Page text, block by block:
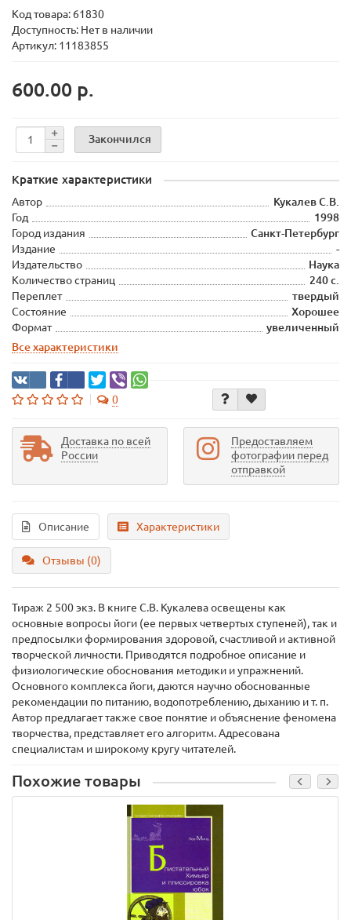
Код товара: 61830
Доступность: Нет в наличии
Артикул: 11183855
600.00 р.
Закончился
Краткие характеристики
Автор
Кукалев С.В.
Год
1998
Город издания
Санкт-Петербург
Издание
-
Издательство
Наука
Количество страниц
240 с.
Переплет
твердый
Состояние
Хорошее
Формат
увеличенный
Все характеристики
0
Доставка по всей
России
Предоставляем
фотографии перед
отправкой
Описание Характеристики
Отзывы (0)
Тираж 2 500 экз. В книге С.В. Кукалева освещены как
основные вопросы йоги (ее первых четвертых ступеней), так и
предпосылки формирования здоровой, счастливой и активной
творческой личности. Приводятся подробное описание и
физиологические обоснования методики и упражнений.
Основного комплекса йоги, даются научно обоснованные
рекомендации по питанию, водопотреблению, дыханию и т. п.
Автор предлагает также свое понятие и объяснение феномена
творчества, представляет его алгоритм. Адресована
специалистам и широкому кругу читателей.
Похожие товары